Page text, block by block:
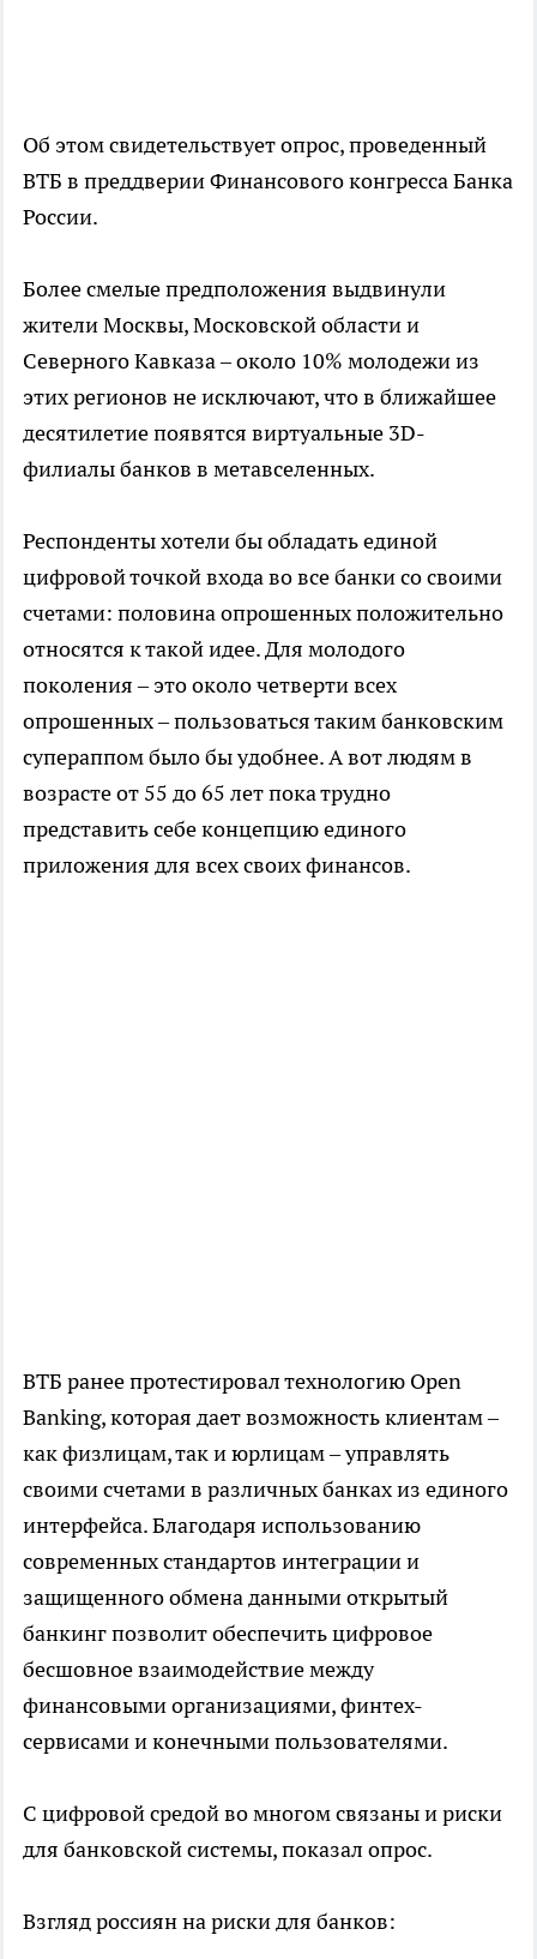
Об этом свидетельствует опрос, проведенный
ВТБ в преддверии Финансового конгресса Банка
России.
Более смелые предположения выдвинули
жители Москвы, Московской области и
Северного Кавказа – около 10% молодежи из
этих регионов не исключают, что в ближайшее
десятилетие появятся виртуальные 3D-
филиалы банков в метавселенных.
Респонденты хотели бы обладать единой
цифровой точкой входа во все банки со своими
счетами: половина опрошенных положительно
относятся к такой идее. Для молодого
поколения – это около четверти всех
опрошенных – пользоваться таким банковским
супераппом было бы удобнее. А вот людям в
возрасте от 55 до 65 лет пока трудно
представить себе концепцию единого
приложения для всех своих финансов.
ВТБ ранее протестировал технологию Open
Banking, которая дает возможность клиентам –
как физлицам, так и юрлицам – управлять
своими счетами в различных банках из единого
интерфейса. Благодаря использованию
современных стандартов интеграции и
защищенного обмена данными открытый
банкинг позволит обеспечить цифровое
бесшовное взаимодействие между
финансовыми организациями, финтех-
сервисами и конечными пользователями.
С цифровой средой во многом связаны и риски
для банковской системы, показал опрос.
Взгляд россиян на риски для банков: